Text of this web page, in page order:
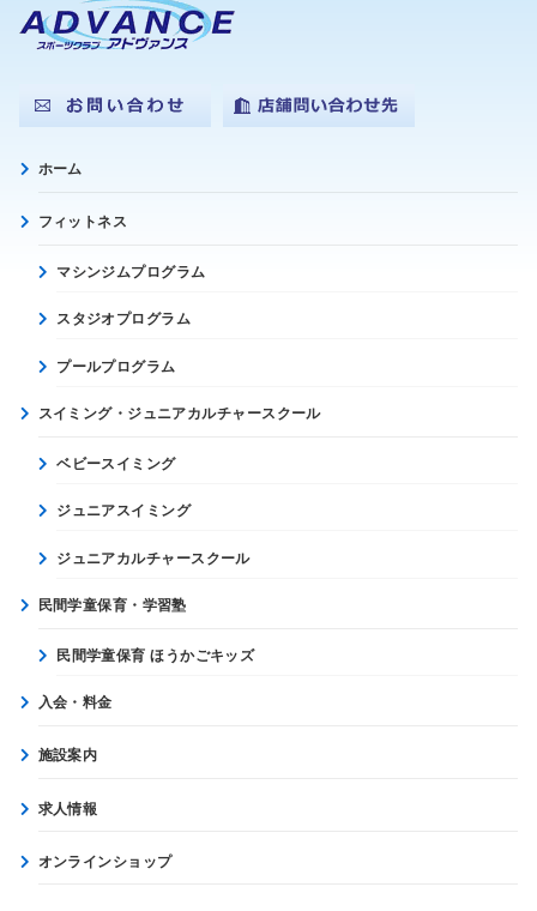
ホーム
フィットネス
マシンジムプログラム
スタジオプログラム
プールプログラム
スイミング・ジュニアカルチャースクール
ベビースイミング
ジュニアスイミング
ジュニアカルチャースクール
民間学童保育・学習塾
民間学童保育 ほうかごキッズ
入会・料金
施設案内
求人情報
オンラインショップ